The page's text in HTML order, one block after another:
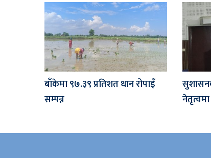
बाँकेमा ९७‍.३९ प्रतिशत धान रोपाइँ
सम्पन्न